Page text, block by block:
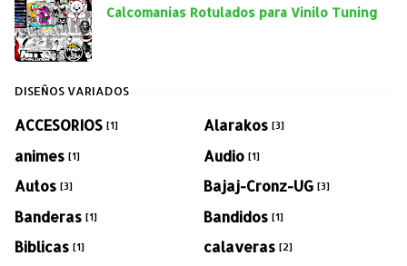
Calcomanias Rotulados para Vinilo Tuning
DISEÑOS VARIADOS
ACCESORIOS [1] Alarakos [3]
animes [1] Audio [1]
Autos [3] Bajaj-Cronz-UG [3]
Banderas [1] Bandidos [1]
Biblicas [1] calaveras [2]